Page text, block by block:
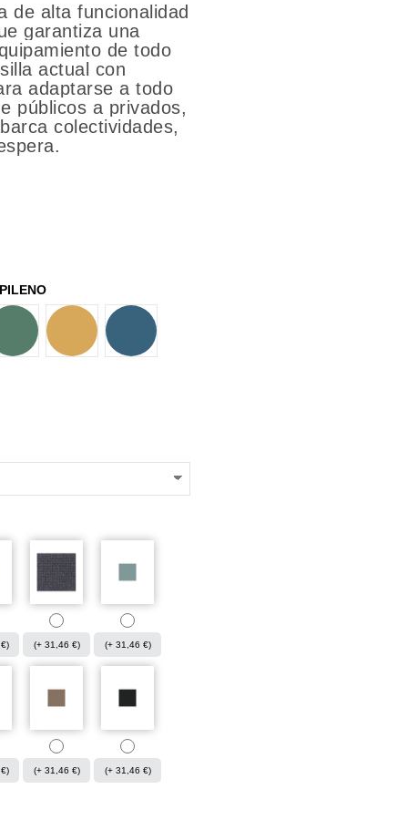
de alta funcionalidad
garantiza una
de todo
actual con
adaptarse a todo
públicos a privados,
colectividades,
VERDE MOSTAZA AZUL OSCURO
(+ 31,46 €) (+ 31,46 €)
(+ 31,46 €) (+ 31,46 €)